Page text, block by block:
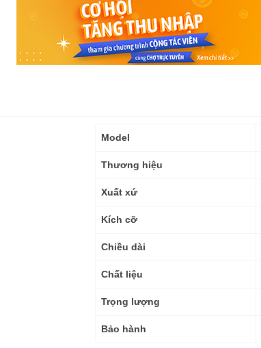
Thông
kỹ
Model
Thương hiệu
Xuất xứ
Kích cỡ
Chiều dài
Chất liệu
Trọng lượng
Bảo hành